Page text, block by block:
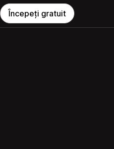
Începeți gratuit